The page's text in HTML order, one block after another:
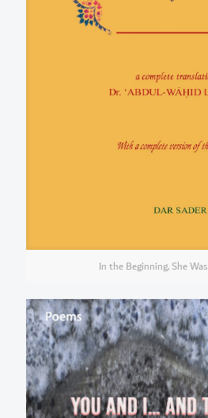
In the Beginning, She